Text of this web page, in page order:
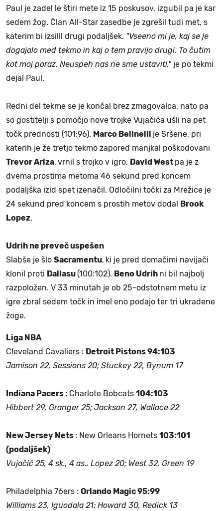
Paul je zadel le štiri mete iz 15 poskusov, izgubil pa je kar
sedem žog. Član All-Star zasedbe je zgrešil tudi met, s
katerim bi izsilil drugi podaljšek. "Vseeno mi je, kaj se je
dogajalo med tekmo in kaj o tem pravijo drugi. To čutim
kot moj poraz. Neuspeh nas ne sme ustaviti," je po tekmi
dejal Paul.
Redni del tekme se je končal brez zmagovalca, nato pa
so gostitelji s pomočjo nove trojke Vujačića ušli na pet
točk prednosti (101:96). Marco Belinelli je Sršene, pri
katerih je že tretjo tekmo zapored manjkal poškodovani
Trevor Ariza, vrnil s trojko v igro, David West pa je z
dvema prostima metoma 46 sekund pred koncem
podaljška izid spet izenačil. Odločilni točki za Mrežice je
24 sekund pred koncem s prostih metov dodal
Brook
Lopez.
Udrih ne preveč uspešen
Slabše je šlo Sacramentu, ki je pred domačimi navijači
klonil proti Dallasu (100:102). Beno Udrih ni bil najbolj
razpoložen. V 33 minutah je ob 25-odstotnem metu iz
igre zbral sedem točk in imel eno podajo ter tri ukradene
žoge.
Liga NBA
Cleveland Cavaliers : Detroit Pistons 94:103
Jamison 22, Sessions 20; Stuckey 22, Bynum 17
Indiana Pacers : Charlote Bobcats 104:103
Hibbert 29, Granger 25; Jackson 27, Wallace 22
New Jersey Nets : New Orleans Hornets 103:101
(podaljšek)
Vujačić 25, 4 sk., 4 as., Lopez 20; West 32, Green 19
Philadelphia 76ers : Orlando Magic 95:99
Williams 23, Iguodala 21; Howard 30, Redick 13